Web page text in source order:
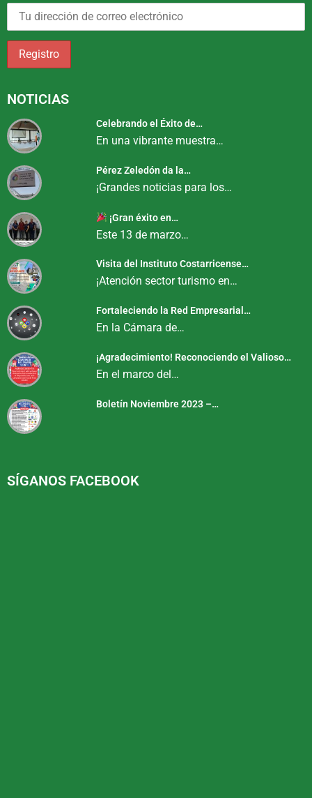
NOTICIAS
Celebrando el Éxito de…
En una vibrante muestra…
Pérez Zeledón da la…
¡Grandes noticias para los…
¡Gran éxito en…
Este 13 de marzo…
Visita del Instituto Costarricense…
¡Atención sector turismo en…
Fortaleciendo la Red Empresarial…
En la Cámara de…
¡Agradecimiento! Reconociendo el Valioso…
En el marco del…
Boletín Noviembre 2023 –…
SÍGANOS FACEBOOK